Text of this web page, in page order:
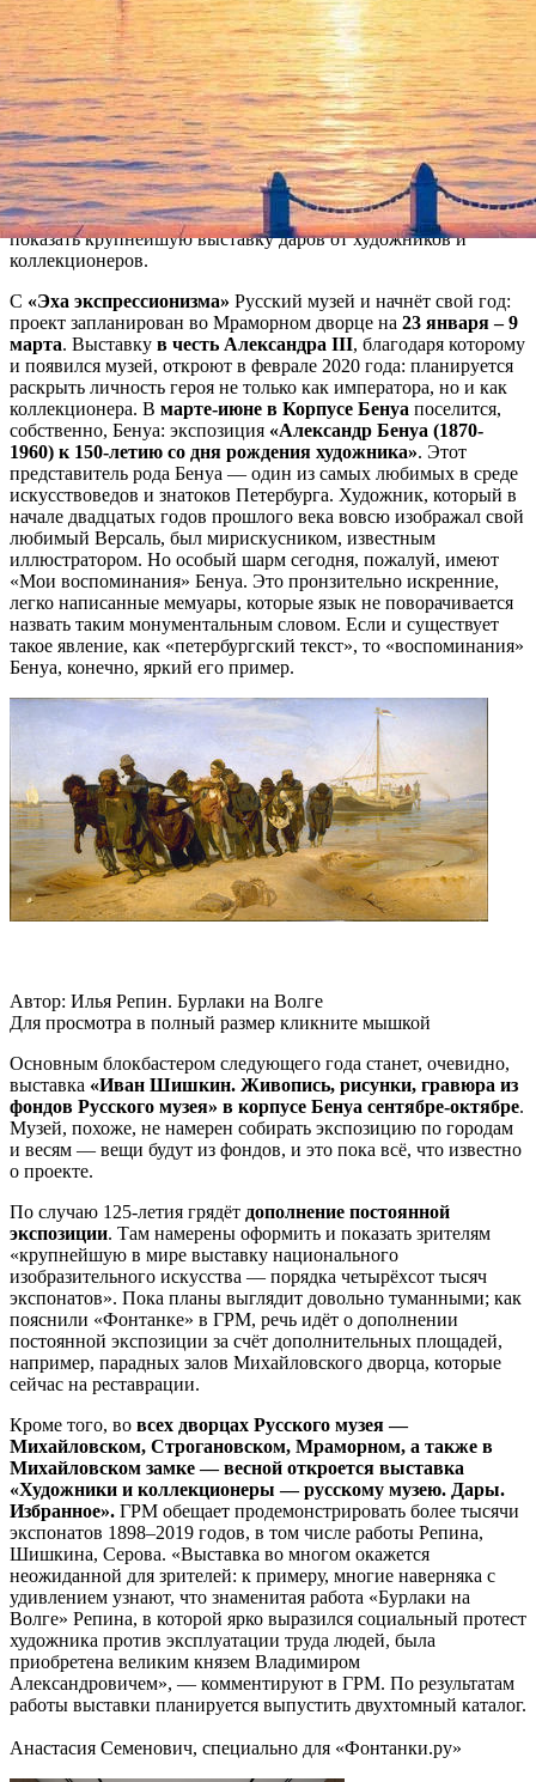
Русский музей (ГРМ) поделился с «Фонтанкой»
выставочными планами на 2020 год. Как можно понять из
информации, год своего 125-летия музей посвятит себе и
русскому искусству. Среди главных проанонсированных
блокбастеров — выставки Ивана Шишкина, Александра
Бенуа и «Эхо экспрессионизма», где представят
ленинградское искусство второй половины XX века.
Планируется также расширить постоянную экспозицию и
показать крупнейшую выставку даров от художников и
коллекционеров.
С «Эха экспрессионизма» Русский музей и начнёт свой год:
проект запланирован во Мраморном дворце на 23 января – 9
марта. Выставку в честь Александра III, благодаря которому
и появился музей, откроют в феврале 2020 года: планируется
раскрыть личность героя не только как императора, но и как
коллекционера. В марте-июне в Корпусе Бенуа поселится,
собственно, Бенуа: экспозиция «Александр Бенуа (1870-
1960) к 150-летию со дня рождения художника». Этот
представитель рода Бенуа — один из самых любимых в среде
искусствоведов и знатоков Петербурга. Художник, который в
начале двадцатых годов прошлого века вовсю изображал свой
любимый Версаль, был мирискусником, известным
иллюстратором. Но особый шарм сегодня, пожалуй, имеют
«Мои воспоминания» Бенуа. Это пронзительно искренние,
легко написанные мемуары, которые язык не поворачивается
назвать таким монументальным словом. Если и существует
такое явление, как «петербургский текст», то «воспоминания»
Бенуа, конечно, яркий его пример.
Автор: Илья Репин. Бурлаки на Волге
Для просмотра в полный размер кликните мышкой
Основным блокбастером следующего года станет, очевидно,
выставка «Иван Шишкин. Живопись, рисунки, гравюра из
фондов Русского музея» в корпусе Бенуа сентябре-октябре.
Музей, похоже, не намерен собирать экспозицию по городам
и весям — вещи будут из фондов, и это пока всё, что известно
о проекте.
По случаю 125-летия грядёт дополнение постоянной
экспозиции. Там намерены оформить и показать зрителям
«крупнейшую в мире выставку национального
изобразительного искусства — порядка четырёхсот тысяч
экспонатов». Пока планы выглядит довольно туманными; как
пояснили «Фонтанке» в ГРМ, речь идёт о дополнении
постоянной экспозиции за счёт дополнительных площадей,
например, парадных залов Михайловского дворца, которые
сейчас на реставрации.
Кроме того, во всех дворцах Русского музея —
Михайловском, Строгановском, Мраморном, а также в
Михайловском замке — весной откроется выставка
«Художники и коллекционеры — русскому музею. Дары.
Избранное». ГРМ обещает продемонстрировать более тысячи
экспонатов 1898–2019 годов, в том числе работы Репина,
Шишкина, Серова. «Выставка во многом окажется
неожиданной для зрителей: к примеру, многие наверняка с
удивлением узнают, что знаменитая работа «Бурлаки на
Волге» Репина, в которой ярко выразился социальный протест
художника против эксплуатации труда людей, была
приобретена великим князем Владимиром
Александровичем», — комментируют в ГРМ. По результатам
работы выставки планируется выпустить двухтомный каталог.
Анастасия Семенович, специально для «Фонтанки.ру»